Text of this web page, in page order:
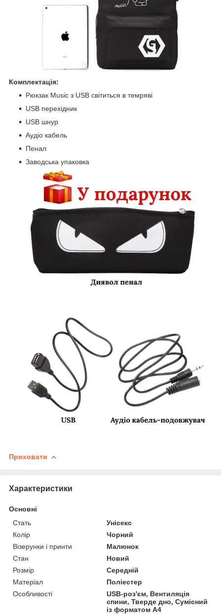
Комплектація:
Рюкзак Music з USB світиться в темряві
USB перехідник
USB шнур
Аудіо кабель
Пенал
Заводська упаковка
Приховати
Характеристики
Основні
Стать
Унісекс
Колір
Чорний
Візерунки і принти
Малюнок
Стан
Новий
Розмір
Середній
Матеріал
Поліестер
Особливості
USB-роз'єм, Вентиляція
спини, Тверде дно, Сумісний
із форматом А4